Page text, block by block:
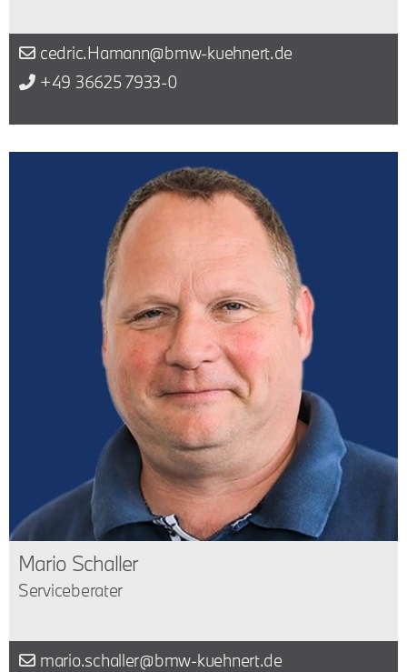
cedric.Hamann@bmw-kuehnert.de
+49 36625 7933-0
Mario Schaller
Serviceberater
mario.schaller@bmw-kuehnert.de